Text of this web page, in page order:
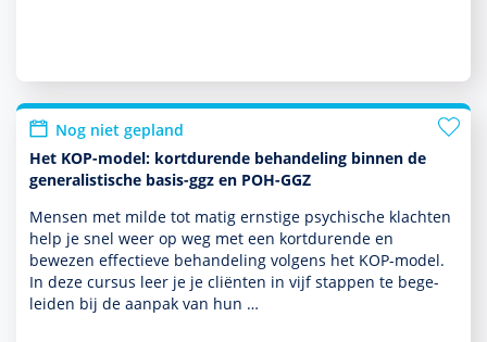
Nog niet gepland
Het KOP-model: kortdurende behandeling binnen de
generalistische basis-ggz en POH-GGZ
Mensen met milde tot matig ernstige psychische klachten
help je snel weer op weg met een kort­durende en
bewezen effectieve behan­del­ing volgens het KOP-model.
In deze cursus leer je je cliënten in vijf stappen te bege­
leiden bij de aanpak van hun …